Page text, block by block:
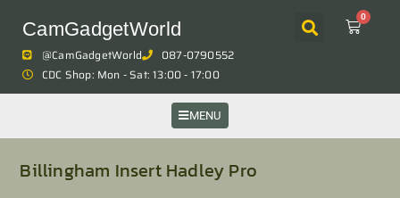
CamGadgetWorld
0
@CamGadgetWorld
087-0790552
CDC Shop: Mon - Sat: 13:00 - 17:00
MENU
Billingham Insert Hadley Pro